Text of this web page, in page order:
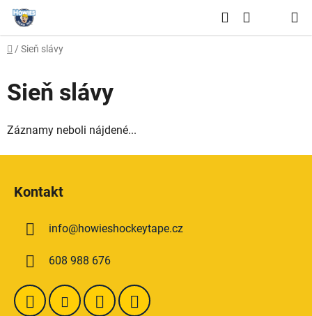
Prejsť
obsah
Hľadať
Domov
/ Sieň slávy
Sieň slávy
Záznamy neboli nájdené...
Kontakt
info@howieshockeytape.cz
608 988 676